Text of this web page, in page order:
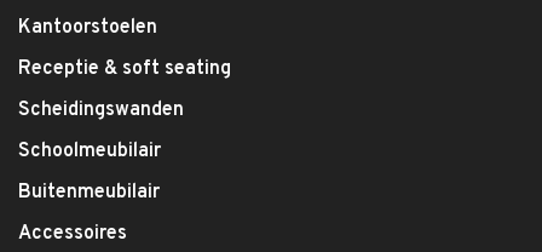
Kantoorstoelen
Receptie & soft seating
Scheidingswanden
Schoolmeubilair
Buitenmeubilair
Accessoires